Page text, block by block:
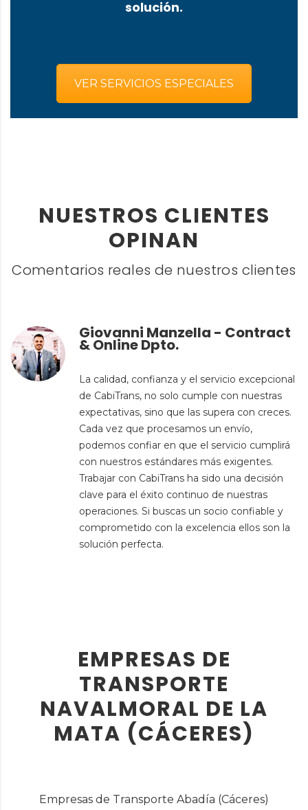
solución.
VER SERVICIOS ESPECIALES
NUESTROS CLIENTES
OPINAN
Comentarios reales de nuestros clientes
Giovanni Manzella - Contract
& Online Dpto.
La calidad, confianza y el servicio excepcional
de CabiTrans, no solo cumple con nuestras
expectativas, sino que las supera con creces.
Cada vez que procesamos un envío,
podemos confiar en que el servicio cumplirá
con nuestros estándares más exigentes.
Trabajar con CabiTrans ha sido una decisión
clave para el éxito continuo de nuestras
operaciones. Si buscas un socio confiable y
comprometido con la excelencia ellos son la
solución perfecta.
EMPRESAS DE
TRANSPORTE
NAVALMORAL DE LA
MATA (CÁCERES)
Empresas de Transporte Abadía (Cáceres)